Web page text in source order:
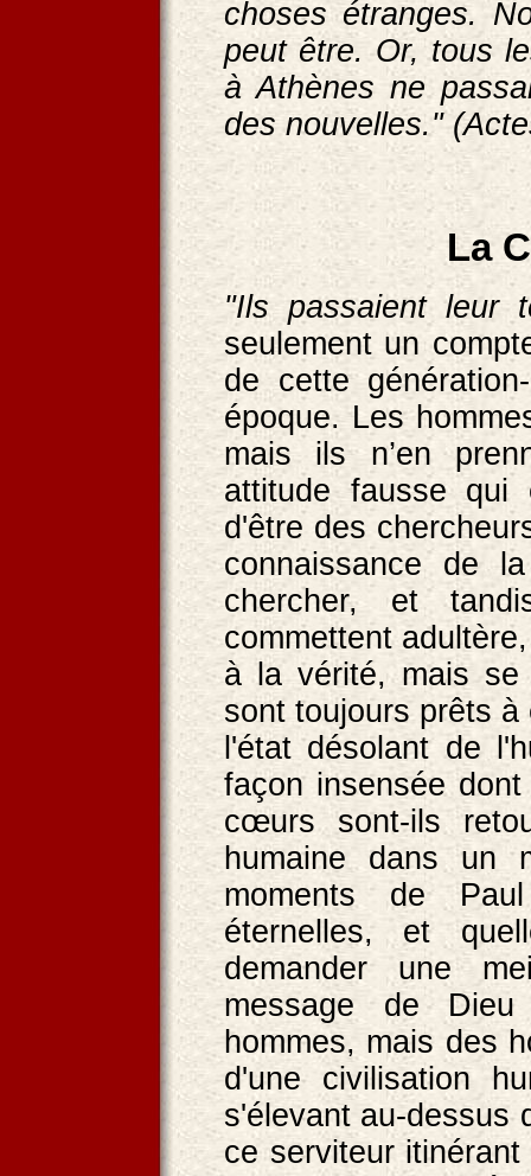
choses étranges.
peut être. Or, tous
à Athènes ne
des nouvelles."
La
"Ils passaient leur
seulement un
de cette
époque. Les
mais ils n’en
attitude fausse qui
d'être des
connaissance de
chercher, et
commettent
à la vérité, mais se
sont toujours prêts
l'état désolant de
façon insensée
cœurs sont-ils
humaine dans un
moments de
éternelles, et
demander une
message de
hommes, mais des
d'une civilisation
s'élevant au-dessus
ce serviteur